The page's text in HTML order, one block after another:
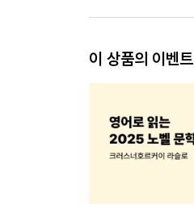
이 상품의 이벤트